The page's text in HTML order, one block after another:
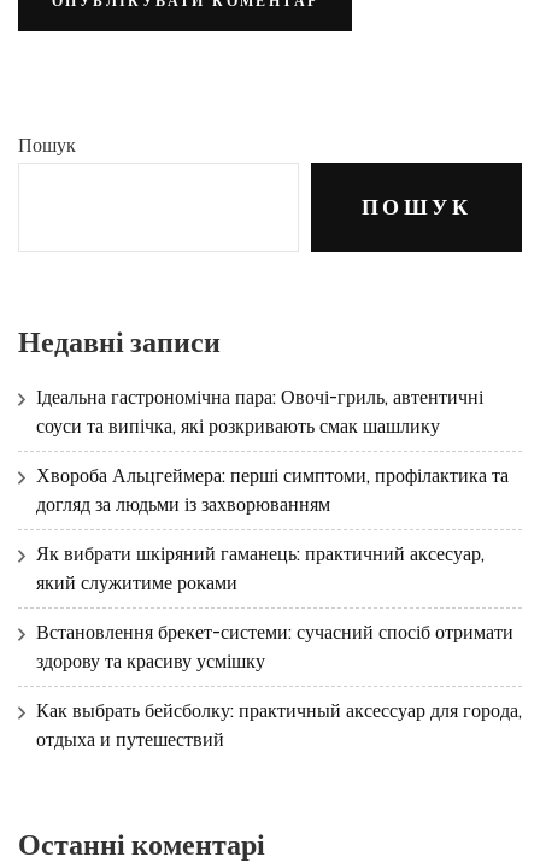
Пошук
ПОШУК
Недавні записи
Ідеальна гастрономічна пара: Овочі-гриль, автентичні
соуси та випічка, які розкривають смак шашлику
Хвороба Альцгеймера: перші симптоми, профілактика та
догляд за людьми із захворюванням
Як вибрати шкіряний гаманець: практичний аксесуар,
який служитиме роками
Встановлення брекет-системи: сучасний спосіб отримати
здорову та красиву усмішку
Как выбрать бейсболку: практичный аксессуар для города,
отдыха и путешествий
Останні коментарі